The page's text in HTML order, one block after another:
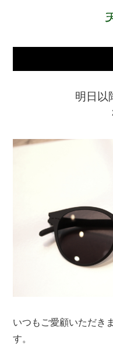
明日以
いつもご愛顧いただき
す。